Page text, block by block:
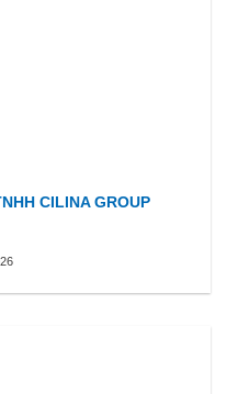
CILINA GROUP